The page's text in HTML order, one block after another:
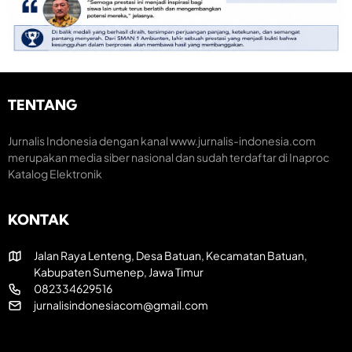
n
o
m
i
K
e
a
i
f
o
m
e
n
t
m
H
T
k
-
m
a
r
a
R
I
TENTANG
Jurnalis Indonesia dengan kanal www.jurnalis-indonesia.com
merupakan media siber nasional dan sudah terdaftar di Inaproc
Katalog Elektronik
KONTAK
Jalan Raya Lenteng, Desa Batuan, Kecamatan Batuan,
Kabupaten Sumenep, Jawa Timur
082334629516
jurnalisindonesiacom@gmail.com